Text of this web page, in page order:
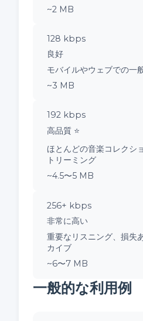
~2 MB
128 kbps
良好
モバイルやウェブでの一
~3 MB
192 kbps
高品質 ⭐
ほとんどの音楽コレクシ
トリーミング
~4.5〜5 MB
256+ kbps
非常に高い
重要なリスニング、損失
カイブ
~6〜7 MB
一般的な利用例